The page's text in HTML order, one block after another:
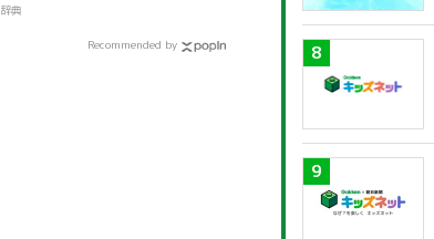
辞典
Recommended by